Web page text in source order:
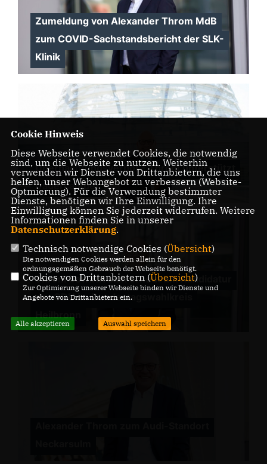
Zumeldung von Alexander Throm MdB
zum COVID-Sachstandsbericht der SLK-
Klinik
Übernachtungsverbot - Throm unterstützt
Dauercamper
Throm bewirbt sich erneut um Kandidatur
der CDU im Bundestagswahlkreis
Heilbronn
Cookie Hinweis
Diese Webseite verwendet Cookies, die notwendig
sind, um die Webseite zu nutzen. Weiterhin
verwenden wir Dienste von Drittanbietern, die uns
helfen, unser Webangebot zu verbessern (Website-
Optmierung). Für die Verwendung bestimmter
Dienste, benötigen wir Ihre Einwilligung. Ihre
Einwilligung können Sie jederzeit widerrufen. Weitere
Informationen finden Sie in unserer
Datenschutzerklärung.
Technisch notwendige Cookies (Übersicht)
Die notwendigen Cookies werden allein für den
ordnungsgemäßen Gebrauch der Webseite benötigt.
Cookies von Drittanbietern (Übersicht)
Zur Optimierung unserer Webseite binden wir Dienste und
Angebote von Drittanbietern ein.
Alle akzeptieren Auswahl speichern